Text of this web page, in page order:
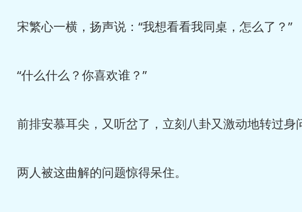
宋繁心一横，扬声说：“我想看看我同桌，怎么了？”
“什么什么？你喜欢谁？”
前排安慕耳尖，又听岔了，立刻八卦又激动地转过身
两人被这曲解的问题惊得呆住。